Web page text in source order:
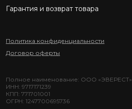
Гарантия и возврат товара
Политика конфиденциальности
Договор оферты
Полное наименование: ООО «ЭВЕРЕСТ»
ИНН: 9717171239
КПП: 771701001
ОГРН: 1247700695736